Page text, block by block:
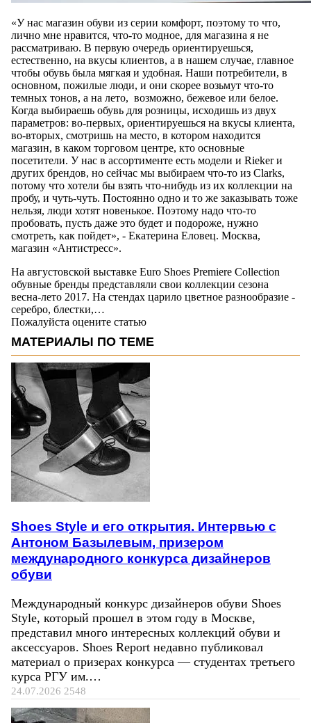
«У нас магазин обуви из серии комфорт, поэтому то что,
лично мне нравится, что-то модное, для магазина я не
рассматриваю. В первую очередь ориентируешься,
естественно, на вкусы клиентов, а в нашем случае, главное
чтобы обувь была мягкая и удобная. Наши потребители, в
основном, пожилые люди, и они скорее возьмут что-то
темных тонов, а на лето, возможно, бежевое или белое.
Когда выбираешь обувь для розницы, исходишь из двух
параметров: во-первых, ориентируешься на вкусы клиента,
во-вторых, смотришь на место, в котором находится
магазин, в каком торговом центре, кто основные
посетители. У нас в ассортименте есть модели и Rieker и
других брендов, но сейчас мы выбираем что-то из Clarks,
потому что хотели бы взять что-нибудь из их коллекции на
пробу, и чуть-чуть. Постоянно одно и то же заказывать тоже
нельзя, люди хотят новенькое. Поэтому надо что-то
пробовать, пусть даже это будет и подороже, нужно
смотреть, как пойдет», - Екатерина Еловец. Москва,
магазин «Антистресс».
На августовской выставке Euro Shoes Premiere Collection
обувные бренды представляли свои коллекции сезона
весна-лето 2017. На стендах царило цветное разнообразие -
серебро, блестки,…
Пожалуйста оцените статью
МАТЕРИАЛЫ ПО ТЕМЕ
Shoes Style и его открытия. Интервью с
Антоном Базылевым, призером
международного конкурса дизайнеров
обуви
Международный конкурс дизайнеров обуви Shoes
Style, который прошел в этом году в Москве,
представил много интересных коллекций обуви и
аксессуаров. Shoes Report недавно публиковал
материал о призерах конкурса — студентах третьего
курса РГУ им.…
24.07.2026 2548